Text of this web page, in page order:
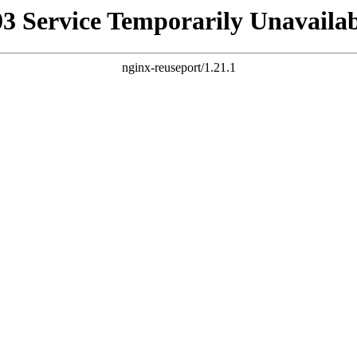
Service Temporarily
nginx-reuseport/1.21.1